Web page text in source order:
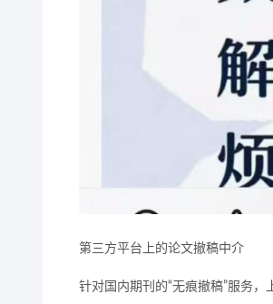
第三方平台上的论文撤稿中介
针对国内期刊的“无痕撤稿”服务